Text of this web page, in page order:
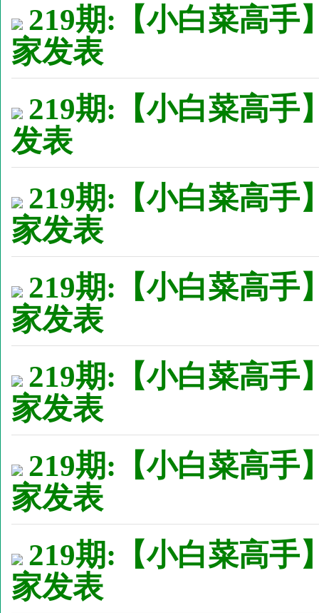
219期:【小白菜高手
家发表
219期:【小白菜高手
发表
219期:【小白菜高手
家发表
219期:【小白菜高
家发表
219期:【小白菜高手
家发表
219期:【小白菜高手
家发表
219期:【小白菜高手
家发表